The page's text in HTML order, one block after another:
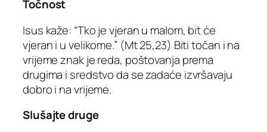
Točnost
Isus kaže: “Tko je vjeran u malom, bit će
vjeran i u velikome.” (Mt 25,23) Biti točan i na
vrijeme znak je reda, poštovanja prema
drugima i sredstvo da se zadaće izvršavaju
dobro i na vrijeme.
Slušajte druge